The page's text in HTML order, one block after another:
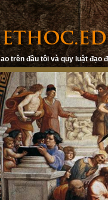
trên đầu tôi và quy luật đạo